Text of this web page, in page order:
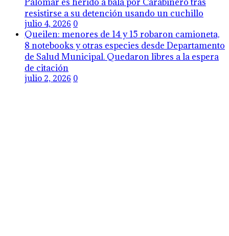
resistirse a su detención usando un cuchillo
julio 4, 2026 0
Queilen: menores de 14 y 15 robaron camioneta,
8 notebooks y otras especies desde Departamento
de Salud Municipal. Quedaron libres a la espera
de citación
julio 2, 2026 0